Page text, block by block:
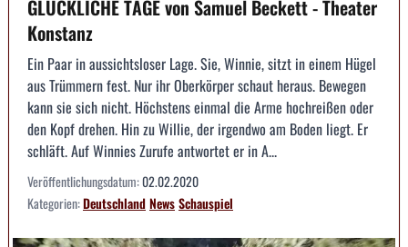
GLÜCKLICHE TAGE von Samuel Beckett - Theater
Konstanz
Ein Paar in aussichtsloser Lage. Sie, Winnie, sitzt in einem Hügel
aus Trümmern fest. Nur ihr Oberkörper schaut heraus. Bewegen
kann sie sich nicht. Höchstens einmal die Arme hochreißen oder
den Kopf drehen. Hin zu Willie, der irgendwo am Boden liegt. Er
schläft. Auf Winnies Zurufe antwortet er in A...
Veröffentlichungsdatum:02.02.2020
Kategorien:DeutschlandNewsSchauspiel